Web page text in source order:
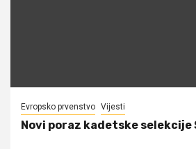
Evropsko prvenstvo Vijesti
Novi poraz kadetske selekcije